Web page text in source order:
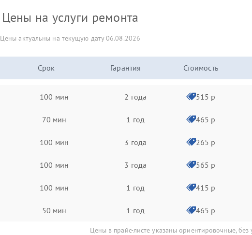
Цены на услуги ремонта
Цены актуальны на текущую дату 06.08.2026
Срок Гарантия Стоимость
100 мин 2 года 515 р
70 мин 1 год 465 р
100 мин 3 года 265 р
100 мин 3 года 565 р
100 мин 1 год 415 р
50 мин 1 год 465 р
Цены в прайс-листе указаны ориентировочные, без